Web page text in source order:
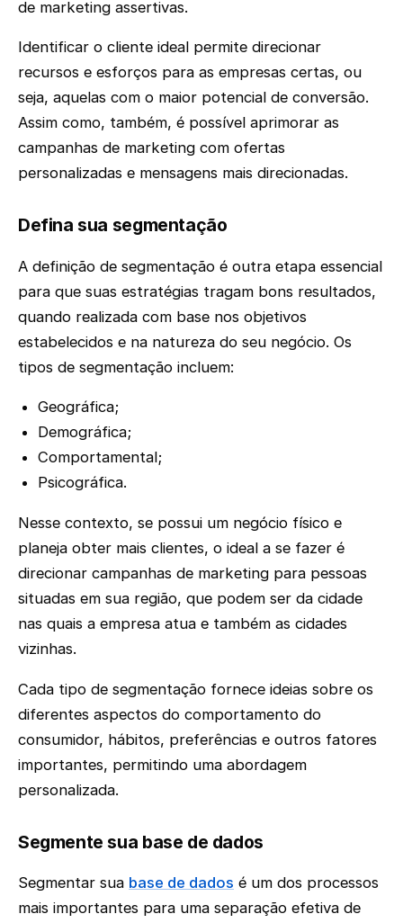
de marketing assertivas.
Identificar o cliente ideal permite direcionar
recursos e esforços para as empresas certas, ou
seja, aquelas com o maior potencial de conversão.
Assim como, também, é possível aprimorar as
campanhas de marketing com ofertas
personalizadas e mensagens mais direcionadas.
Defina sua segmentação
A definição de segmentação é outra etapa essencial
para que suas estratégias tragam bons resultados,
quando realizada com base nos objetivos
estabelecidos e na natureza do seu negócio. Os
tipos de segmentação incluem:
Geográfica;
Demográfica;
Comportamental;
Psicográfica.
Nesse contexto, se possui um negócio físico e
planeja obter mais clientes, o ideal a se fazer é
direcionar campanhas de marketing para pessoas
situadas em sua região, que podem ser da cidade
nas quais a empresa atua e também as cidades
vizinhas.
Cada tipo de segmentação fornece ideias sobre os
diferentes aspectos do comportamento do
consumidor, hábitos, preferências e outros fatores
importantes, permitindo uma abordagem
personalizada.
Segmente sua base de dados
Segmentar sua base de dados é um dos processos
mais importantes para uma separação efetiva de